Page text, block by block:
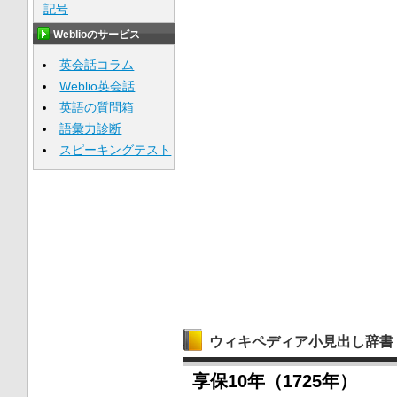
ウィキペディア小見出し辞書
享保10年（1725年）
記号
Weblioのサービス
英会話コラム
Weblio英会話
英語の質問箱
語彙力診断
スピーキングテスト